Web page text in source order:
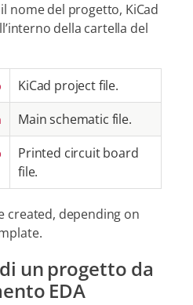
nome del progetto, KiCad
della cartella del
KiCad project file.
Main schematic file.
Printed circuit board
file.
created, depending on
un progetto da
EDA